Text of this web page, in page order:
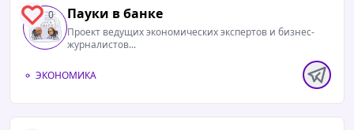
0 Пауки в банке
Проект ведущих экономических экспертов и бизнес-
журналистов...
ЭКОНОМИКА